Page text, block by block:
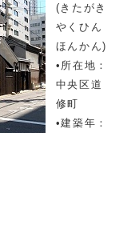
(きたがき
やくひん
ほんかん)
•所在地：
中央区道
修町
•建築年：